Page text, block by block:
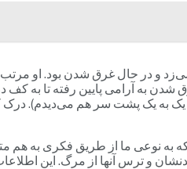
و پا می‌زد و در حال غرق شدن بود. او
به آرامی پایین رفته تا به کف
یک به یک پشت سر هم می‌دیدم). درک
بلکه به نوعی ما از طریق فکری
و ترس آنها از مرگ. این